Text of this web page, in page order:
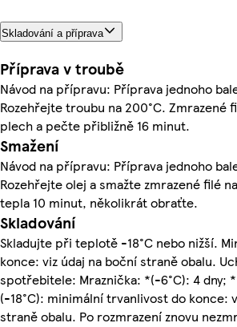
Skladování a příprava
Příprava v troubě
Návod na přípravu: Příprava jednoho
Rozehřejte troubu na 200°C. Zmrazené
plech a pečte přibližně 16 minut.
Smažení
Návod na přípravu: Příprava jednoho
Rozehřejte olej a smažte zmrazené filé
tepla 10 minut, několikrát obraťte.
Skladování
Skladujte při teplotě -18°C nebo nižší.
konce: viz údaj na boční straně obalu.
spotřebitele: Mraznička: *(-6°C): 4 dny;
(-18°C): minimální trvanlivost do konce:
straně obalu. Po rozmrazení znovu